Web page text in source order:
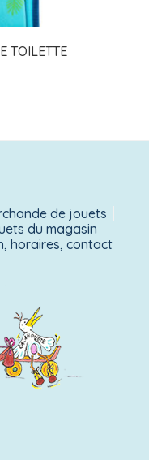
TOILETTE
de jouets
du magasin
horaires, contact